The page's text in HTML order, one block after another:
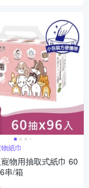
紙巾
物用抽取式紙巾 60
串/箱